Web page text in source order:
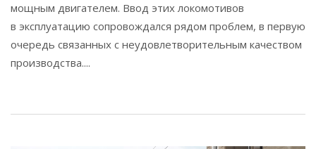
мощным двигателем. Ввод этих локомотивов
в эксплуатацию сопровождался рядом проблем, в первую
очередь связанных с неудовлетворительным качеством
производства....